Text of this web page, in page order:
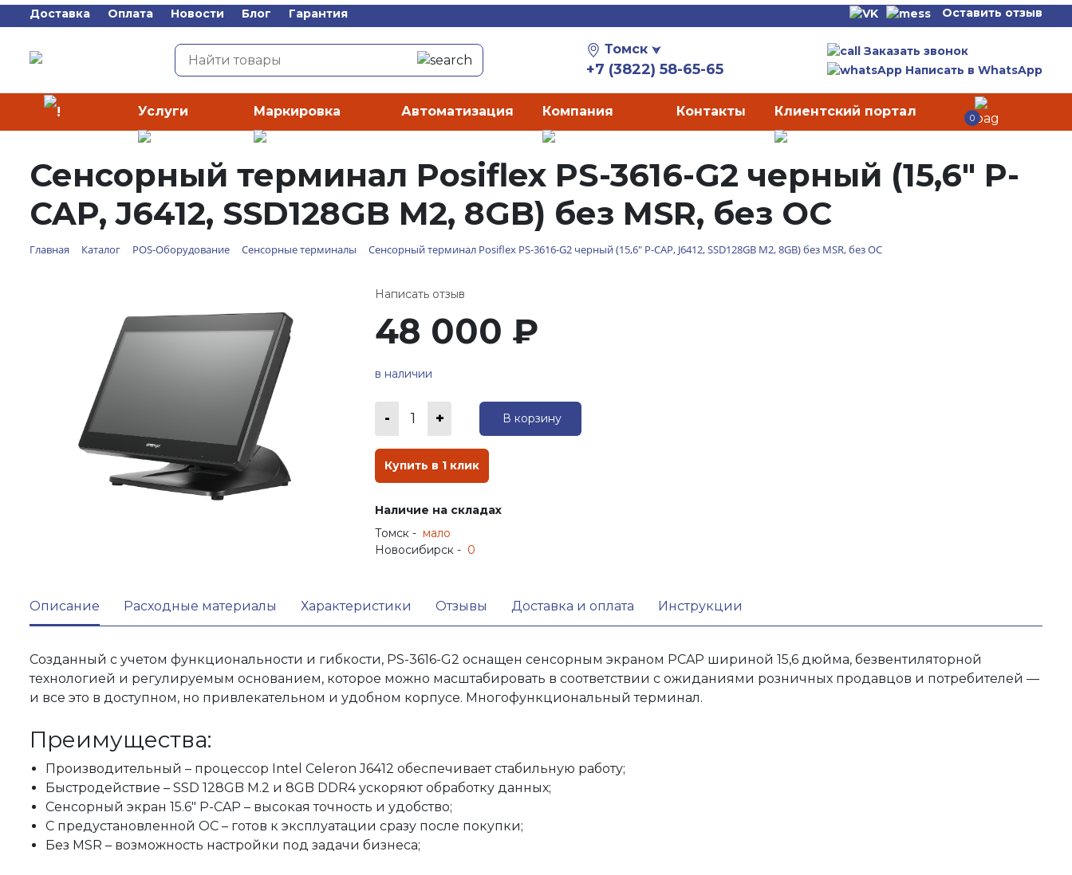
Доставка Оплата Новости Блог Гарантия Оставить отзыв
Томск
+7 (3822) 58-65-65
Заказать звонок
Написать в WhatsApp
Услуги Маркировка Автоматизация Компания Контакты Клиентский портал 0
Сенсорный терминал Posiflex PS-3616-G2 черный (15,6" P-
CAP, J6412, SSD128GB M2, 8GB) без MSR, без ОС
Главная Каталог POS-Оборудование Сенсорные терминалы Сенсорный терминал Posiflex PS-3616-G2 черный (15,6" P-CAP, J6412, SSD128GB M2, 8GB) без MSR, без ОС
Написать отзыв
48 000 ₽
в наличии
1 В корзину
Купить в 1 клик
Наличие на складах
Томск - мало
Новосибирск - 0
Описание Расходные материалы Характеристики Отзывы Доставка и оплата Инструкции
Созданный с учетом функциональности и гибкости, PS-3616-G2 оснащен сенсорным экраном PCAP шириной 15,6 дюйма, безвентиляторной
технологией и регулируемым основанием, которое можно масштабировать в соответствии с ожиданиями розничных продавцов и потребителей —
и все это в доступном, но привлекательном и удобном корпусе. Многофункциональный терминал.
Преимущества:
Производительный – процессор Intel Celeron J6412 обеспечивает стабильную работу;
Быстродействие – SSD 128GB M.2 и 8GB DDR4 ускоряют обработку данных;
Сенсорный экран 15.6" P-CAP – высокая точность и удобство;
С предустановленной ОС – готов к эксплуатации сразу после покупки;
Без MSR – возможность настройки под задачи бизнеса;